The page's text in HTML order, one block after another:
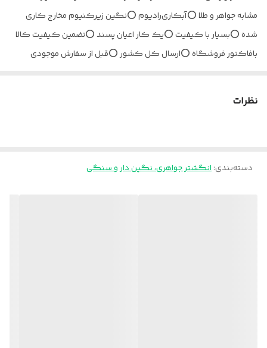
مشابه جواهر و طلا ⭕️آبکاری‌رادیوم ⭕️نگین زیرکنیوم مخارج کاری
شده ⭕️بسیار با کیفیت ⭕️یک کار اعیان پسند ⭕️تضمین کیفیت کالا
بافاکتور فروشگاه ⭕️ارسال کل کشور ⭕️قبل از سفارش موجودی
نظرات
دسته‌بندی:انگشتر جواهری، نگین دار و سنگی